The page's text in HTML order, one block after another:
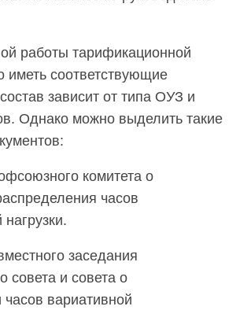
работы тарификационной
иметь соответствующие
зависит от типа ОУЗ и
Однако можно выделить такие
комитета о
часов
нагрузки.
заседания
совета и совета о
вариативной